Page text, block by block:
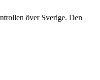
över Sverige. Den